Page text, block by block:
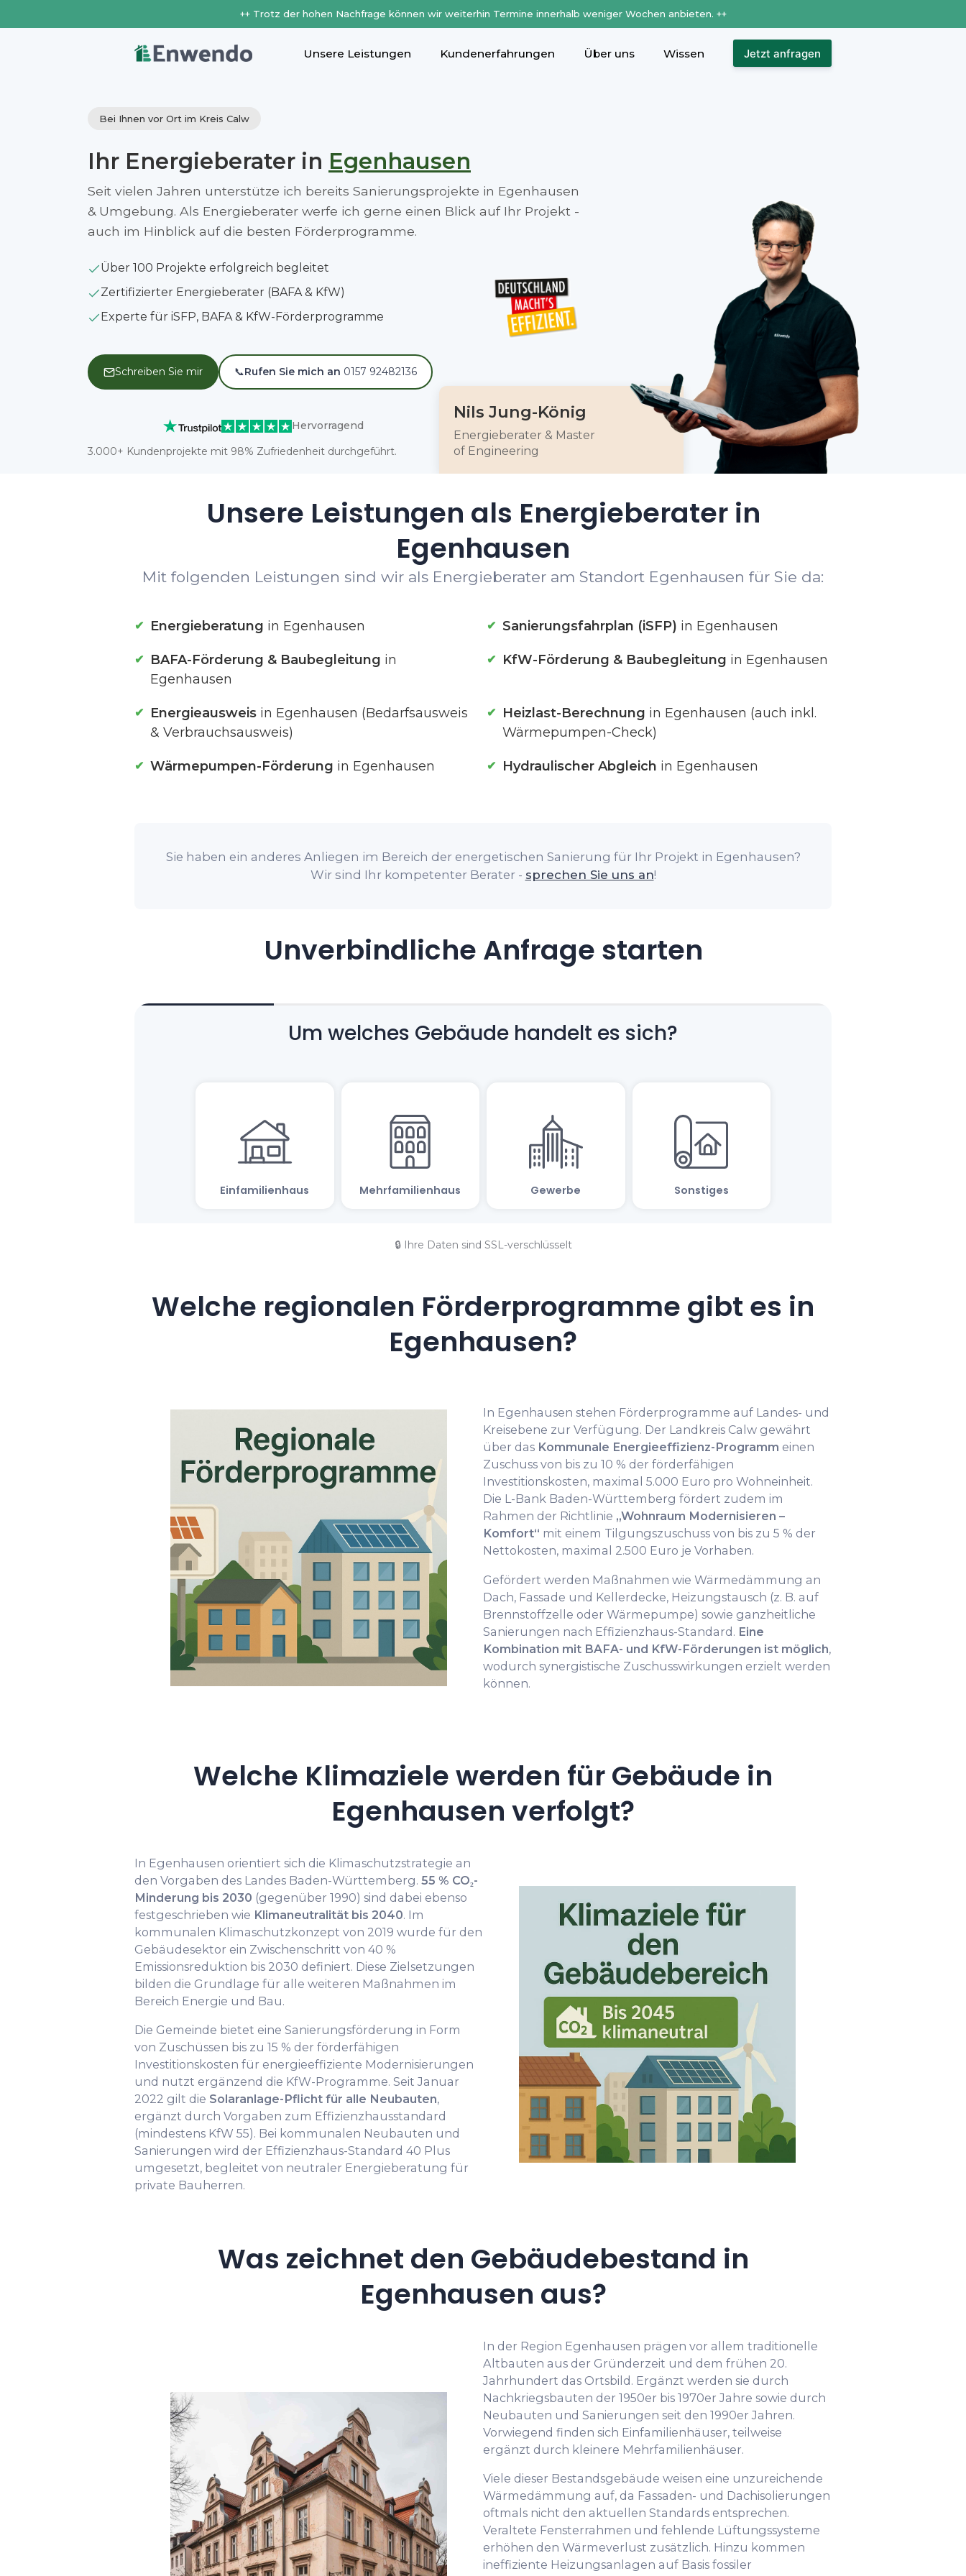
++ Trotz der hohen Nachfrage können wir weiterhin Termine innerhalb weniger Wochen anbieten. ++
Unsere Leistungen Kundenerfahrungen Über uns Wissen Jetzt anfragen
Bei Ihnen vor Ort im Kreis Calw
Ihr Energieberater in Egenhausen
Seit vielen Jahren unterstütze ich bereits Sanierungsprojekte in Egenhausen
& Umgebung. Als Energieberater werfe ich gerne einen Blick auf Ihr Projekt -
auch im Hinblick auf die besten Förderprogramme.
Über 100 Projekte erfolgreich begleitet
Zertifizierter Energieberater (BAFA & KfW)
Experte für iSFP, BAFA & KfW-Förderprogramme
Schreiben Sie mir 📞Rufen Sie mich an 0157 92482136
Hervorragend
3.000+ Kundenprojekte mit 98% Zufriedenheit durchgeführt.
Nils Jung-König
Energieberater & Master
of Engineering
Unsere Leistungen als Energieberater in
Egenhausen
Mit folgenden Leistungen sind wir als Energieberater am Standort Egenhausen für Sie da:
Energieberatung in Egenhausen Sanierungsfahrplan (iSFP) in Egenhausen
BAFA-Förderung & Baubegleitung in
Egenhausen
KfW-Förderung & Baubegleitung in Egenhausen
Energieausweis in Egenhausen (Bedarfsausweis
& Verbrauchsausweis)
Heizlast-Berechnung in Egenhausen (auch inkl.
Wärmepumpen-Check)
Wärmepumpen-Förderung in Egenhausen Hydraulischer Abgleich in Egenhausen
Sie haben ein anderes Anliegen im Bereich der energetischen Sanierung für Ihr Projekt in Egenhausen?
Wir sind Ihr kompetenter Berater - sprechen Sie uns an!
Unverbindliche Anfrage starten
🔒 Ihre Daten sind SSL-verschlüsselt
Welche regionalen Förderprogramme gibt es in
Egenhausen?
In Egenhausen stehen Förderprogramme auf Landes- und
Kreisebene zur Verfügung. Der Landkreis Calw gewährt
über das Kommunale Energieeffizienz-Programm einen
Zuschuss von bis zu 10 % der förderfähigen
Investitionskosten, maximal 5.000 Euro pro Wohneinheit.
Die L-Bank Baden-Württemberg fördert zudem im
Rahmen der Richtlinie „Wohnraum Modernisieren –
Komfort“ mit einem Tilgungszuschuss von bis zu 5 % der
Nettokosten, maximal 2.500 Euro je Vorhaben.
Gefördert werden Maßnahmen wie Wärmedämmung an
Dach, Fassade und Kellerdecke, Heizungstausch (z. B. auf
Brennstoffzelle oder Wärmepumpe) sowie ganzheitliche
Sanierungen nach Effizienzhaus-Standard. Eine
Kombination mit BAFA- und KfW-Förderungen ist möglich,
wodurch synergistische Zuschusswirkungen erzielt werden
können.
Welche Klimaziele werden für Gebäude in
Egenhausen verfolgt?
In Egenhausen orientiert sich die Klimaschutzstrategie an
den Vorgaben des Landes Baden-Württemberg. 55 % CO₂-
Minderung bis 2030 (gegenüber 1990) sind dabei ebenso
festgeschrieben wie Klimaneutralität bis 2040. Im
kommunalen Klimaschutzkonzept von 2019 wurde für den
Gebäudesektor ein Zwischenschritt von 40 %
Emissionsreduktion bis 2030 definiert. Diese Zielsetzungen
bilden die Grundlage für alle weiteren Maßnahmen im
Bereich Energie und Bau.
Die Gemeinde bietet eine Sanierungsförderung in Form
von Zuschüssen bis zu 15 % der förderfähigen
Investitionskosten für energieeffiziente Modernisierungen
und nutzt ergänzend die KfW-Programme. Seit Januar
2022 gilt die Solaranlage-Pflicht für alle Neubauten,
ergänzt durch Vorgaben zum Effizienzhausstandard
(mindestens KfW 55). Bei kommunalen Neubauten und
Sanierungen wird der Effizienzhaus-Standard 40 Plus
umgesetzt, begleitet von neutraler Energieberatung für
private Bauherren.
Was zeichnet den Gebäudebestand in
Egenhausen aus?
In der Region Egenhausen prägen vor allem traditionelle
Altbauten aus der Gründerzeit und dem frühen 20.
Jahrhundert das Ortsbild. Ergänzt werden sie durch
Nachkriegsbauten der 1950er bis 1970er Jahre sowie durch
Neubauten und Sanierungen seit den 1990er Jahren.
Vorwiegend finden sich Einfamilienhäuser, teilweise
ergänzt durch kleinere Mehrfamilienhäuser.
Viele dieser Bestandsgebäude weisen eine unzureichende
Wärmedämmung auf, da Fassaden- und Dachisolierungen
oftmals nicht den aktuellen Standards entsprechen.
Veraltete Fensterrahmen und fehlende Lüftungssysteme
erhöhen den Wärmeverlust zusätzlich. Hinzu kommen
ineffiziente Heizungsanlagen auf Basis fossiler